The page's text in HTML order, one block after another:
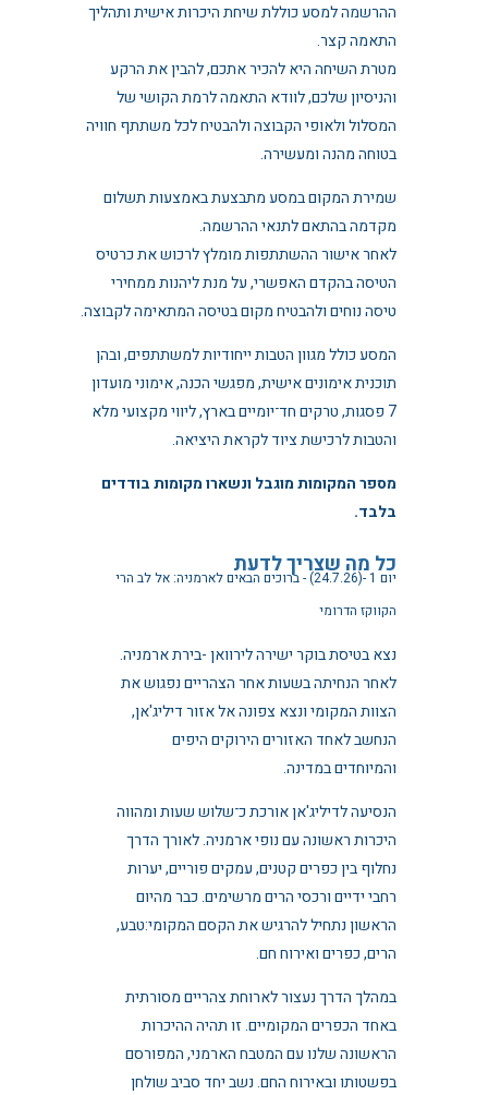
ההרשמה למסע כוללת שיחת היכרות אישית ותהליך
התאמה קצר.
מטרת השיחה היא להכיר אתכם, להבין את הרקע
והניסיון שלכם, לוודא התאמה לרמת הקושי של
המסלול ולאופי הקבוצה ולהבטיח לכל משתתף חוויה
בטוחה מהנה ומעשירה.
שמירת המקום במסע מתבצעת באמצעות תשלום
מקדמה בהתאם לתנאי ההרשמה.
לאחר אישור ההשתתפות מומלץ לרכוש את כרטיס
הטיסה בהקדם האפשרי, על מנת ליהנות ממחירי
טיסה נוחים ולהבטיח מקום בטיסה המתאימה לקבוצה.
המסע כולל מגוון הטבות ייחודיות למשתתפים, ובהן
תוכנית אימונים אישית, מפגשי הכנה, אימוני מועדון
7 פסגות, טרקים חד־יומיים בארץ, ליווי מקצועי מלא
והטבות לרכישת ציוד לקראת היציאה.
מספר המקומות מוגבל ונשארו מקומות בודדים
בלבד.
כל מה שצריך לדעתיום 1 -(24.7.26) - ברוכים הבאים לארמניה: אל לב הרי
הקווקז הדרומי
נצא בטיסת בוקר ישירה לירוואן -בירת ארמניה.
לאחר הנחיתה בשעות אחר הצהריים נפגוש את
הצוות המקומי ונצא צפונה אל אזור דיליג'אן,
הנחשב לאחד האזורים הירוקים היפים
והמיוחדים במדינה.
הנסיעה לדיליג'אן אורכת כ־שלוש שעות ומהווה
היכרות ראשונה עם נופי ארמניה. לאורך הדרך
נחלוף בין כפרים קטנים, עמקים פוריים, יערות
רחבי ידיים ורכסי הרים מרשימים. כבר מהיום
הראשון נתחיל להרגיש את הקסם המקומי:טבע,
הרים, כפרים ואירוח חם.
במהלך הדרך נעצור לארוחת צהריים מסורתית
באחד הכפרים המקומיים. זו תהיה ההיכרות
הראשונה שלנו עם המטבח הארמני, המפורסם
בפשטותו ובאירוח החם. נשב יחד סביב שולחן